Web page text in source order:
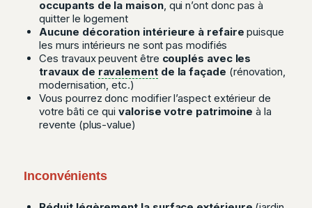
occupants de la maison, qui n’ont donc pas à
quitter le logement
Aucune décoration intérieure à refaire puisque
les murs intérieurs ne sont pas modifiés
Ces travaux peuvent être couplés avec les
travaux de ravalementde la façade (rénovation,
modernisation, etc.)
Vous pourrez donc modifier l’aspect extérieur de
votre bâti ce quivalorise votre patrimoine à la
revente (plus-value)
Inconvénients